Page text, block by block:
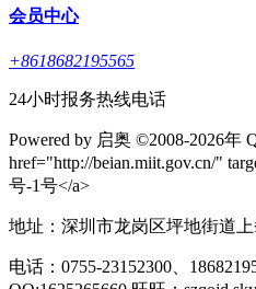
会员中心
+8618682195565
24小时报务热线电话
Powered by 启奥 ©2008-2026年
href="http://beian.miit.gov.cn/"
号-1号</a>
地址：深圳市龙岗区坪地街道
电话：0755-23152300、